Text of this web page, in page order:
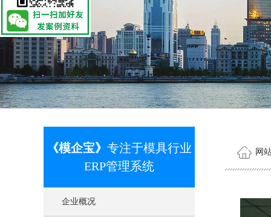
《模企宝》 专注于模具行业
ERP管理系统
企业概况
网